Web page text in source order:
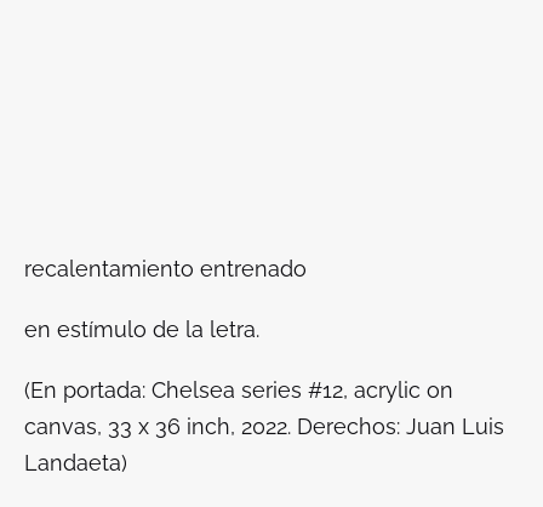
recalentamiento entrenado
en estímulo de la letra.
(En portada: Chelsea series #12, acrylic on
canvas, 33 x 36 inch, 2022. Derechos: Juan Luis
Landaeta)